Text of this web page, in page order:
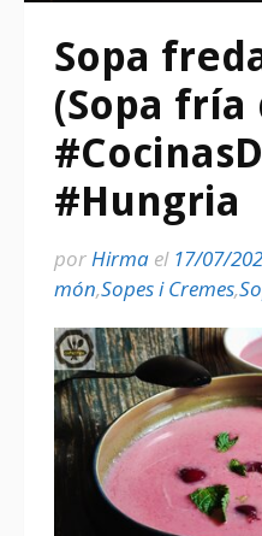
Sopa
(Sopa fría
#Hungria
por Hirma el 17/07/
món,Sopes i Cremes,